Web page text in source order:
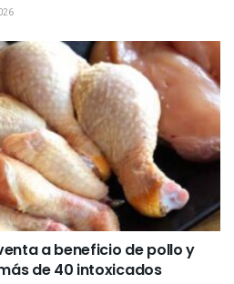
a beneficio de pollo y
de 40 intoxicados